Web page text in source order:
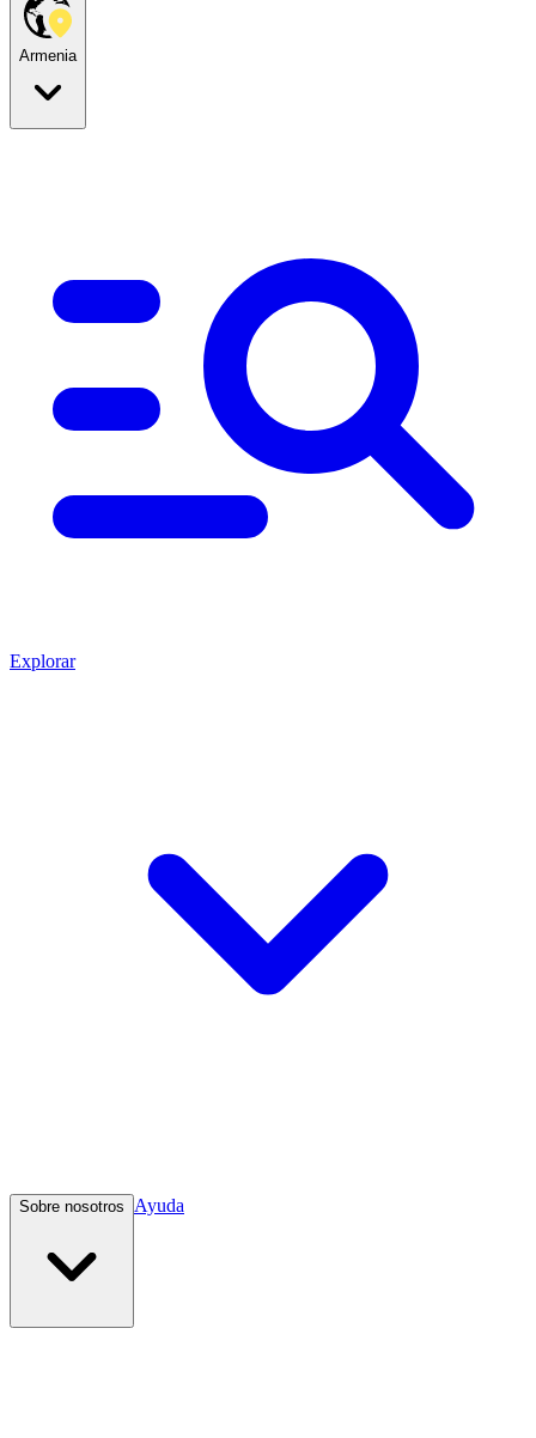
Armenia
Explorar
Sobre nosotros Ayuda